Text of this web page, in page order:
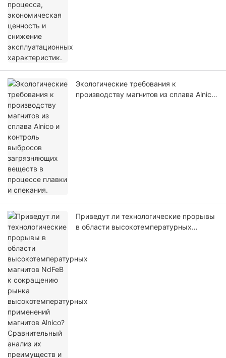
Экологические требования к
производству магнитов из сплава Alnico
Приведут ли технологические прорывы
в области высокотемпературных
магнитов Alnico? Сравнительный анализ